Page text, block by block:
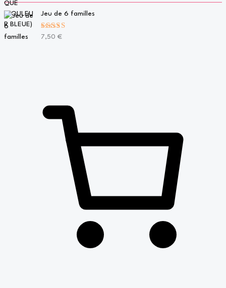
Jeu de 6 familles
Note
7,50 €